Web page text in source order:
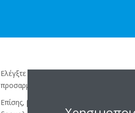
Ελέγξτε εάν ο ασύρματος
προσαρμογέα δικτύου WLAN μπορεί να
Επίσης, βεβαιωθείτε ότι ο